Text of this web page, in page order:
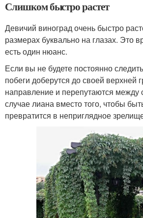
Слишком быстро растет
Девичий виноград очень быстро
размерах буквально на глазах. Это
есть один нюанс.
Если вы не будете постоянно
побеги доберутся до своей верхней
направление и перепутаются между
случае лиана вместо того, чтобы
превратится в неприглядное